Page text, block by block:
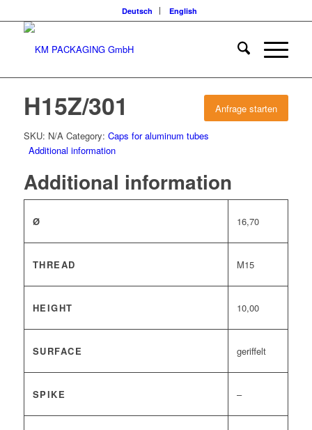
Deutsch English
Anfrage starten
H15Z/301
SKU: N/A Category: Caps for aluminum tubes
Additional information
Additional information
Ø 16,70
THREAD M15
HEIGHT 10,00
SURFACE geriffelt
SPIKE –